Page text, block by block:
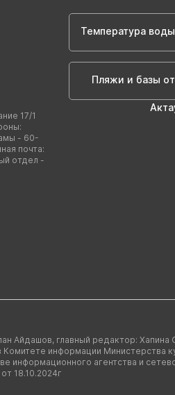
17/1
- 60-
почта:
отдел -
Температура
Пляжи и базы
Айдашов, главный редактор: Хапина
Комитете информации Министерства
информационного агентства и
18.10.2024г